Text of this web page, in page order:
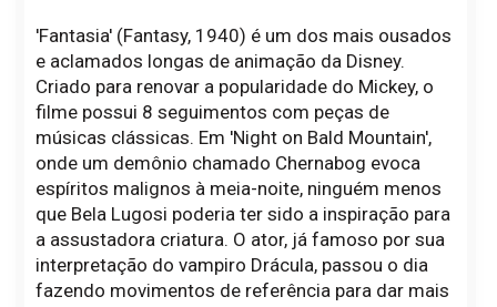
'Fantasia' (Fantasy, 1940) é um dos mais ousados
e aclamados longas de animação da Disney.
Criado para renovar a popularidade do Mickey, o
filme possui 8 seguimentos com peças de
músicas clássicas. Em 'Night on Bald Mountain',
onde um demônio chamado Chernabog evoca
espíritos malignos à meia-noite, ninguém menos
que Bela Lugosi poderia ter sido a inspiração para
a assustadora criatura. O ator, já famoso por sua
interpretação do vampiro Drácula, passou o dia
fazendo movimentos de referência para dar mais